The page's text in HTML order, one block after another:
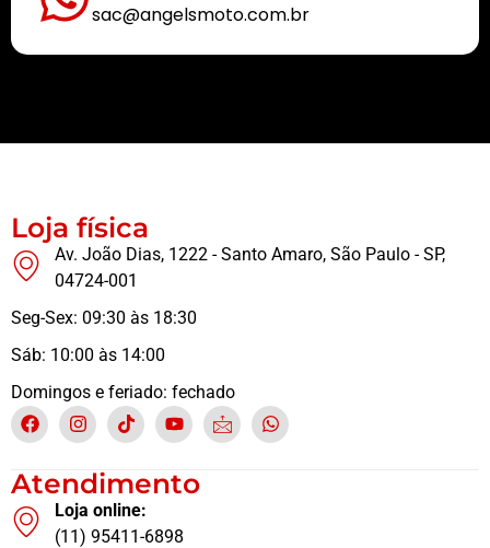
sac@angelsmoto.com.br
Loja física
Av. João Dias, 1222 - Santo Amaro, São Paulo - SP,
04724-001
Seg-Sex: 09:30 às 18:30
Sáb: 10:00 às 14:00
Domingos e feriado: fechado
Atendimento
Loja online:
(11) 95411-6898